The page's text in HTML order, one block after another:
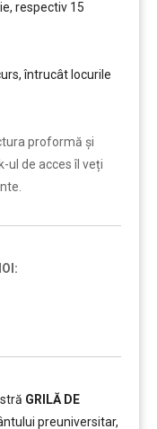
respectiv 15
întrucât locurile
proformă și
ul de acces îl veți
GRILĂ DE
preuniversitar,